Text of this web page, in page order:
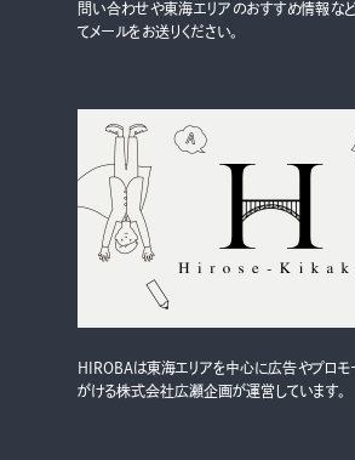
問い合わせや東海エリアのおすすめ情報など
てメールをお送りください。
HIROBAは東海エリアを中心に広告やプロモ
がける株式会社広瀬企画が運営しています。